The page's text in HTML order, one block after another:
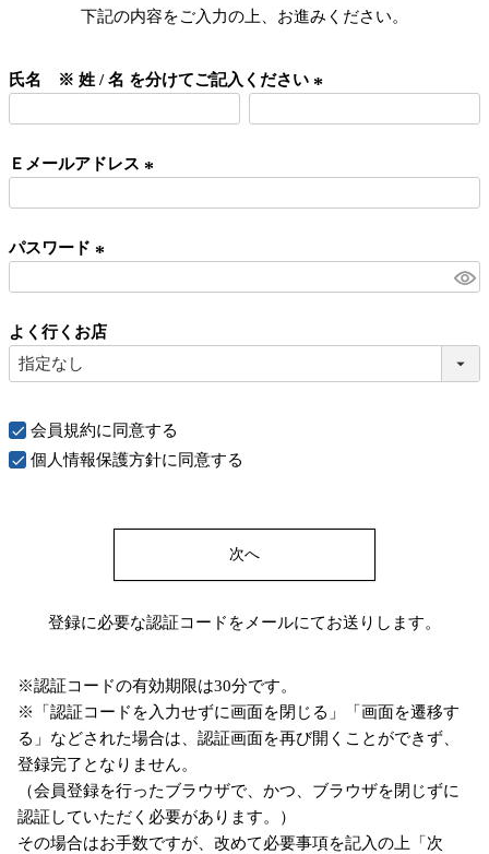
下記の内容をご入力の上、お進みください。
氏名 ※ 姓 / 名 を分けてご記入ください
Ｅメールアドレス
パスワード
須
よく行くお店
会員規約に同意する
個人情報保護方針に同意する
次へ
登録に必要な認証コードをメールにてお送りします。
※認証コードの有効期限は30分です。
※「認証コードを入力せずに画面を閉じる」「画面を遷移す
る」などされた場合は、認証画面を再び開くことができず、
登録完了となりません。
（会員登録を行ったブラウザで、かつ、ブラウザを閉じずに
認証していただく必要があります。）
その場合はお手数ですが、改めて必要事項を記入の上「次